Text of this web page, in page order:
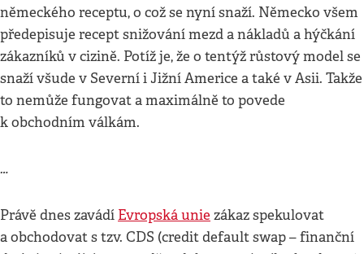
německého receptu, o což se nyní snaží. Německo všem
předepisuje recept snižování mezd a nákladů a hýčkání
zákazníků v cizině. Potíž je, že o tentýž růstový model se
snaží všude v Severní i Jižní Americe a také v Asii. Takže
to nemůže fungovat a maximálně to povede
k obchodním válkám.
…
Právě dnes zavádí Evropská unie zákaz spekulovat
a obchodovat s tzv. CDS (credit default swap – finanční